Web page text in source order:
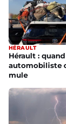
HÉRAULT
Hérault :
automobiliste
mule